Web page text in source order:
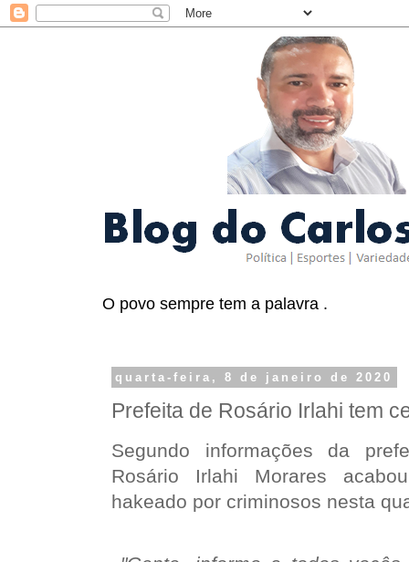
O povo sempre tem a palavra .
quarta-feira, 8 de janeiro de 2020
Prefeita de Rosário Irlahi tem
Segundo informações da
Rosário Irlahi Morares
hakeado por criminosos nesta